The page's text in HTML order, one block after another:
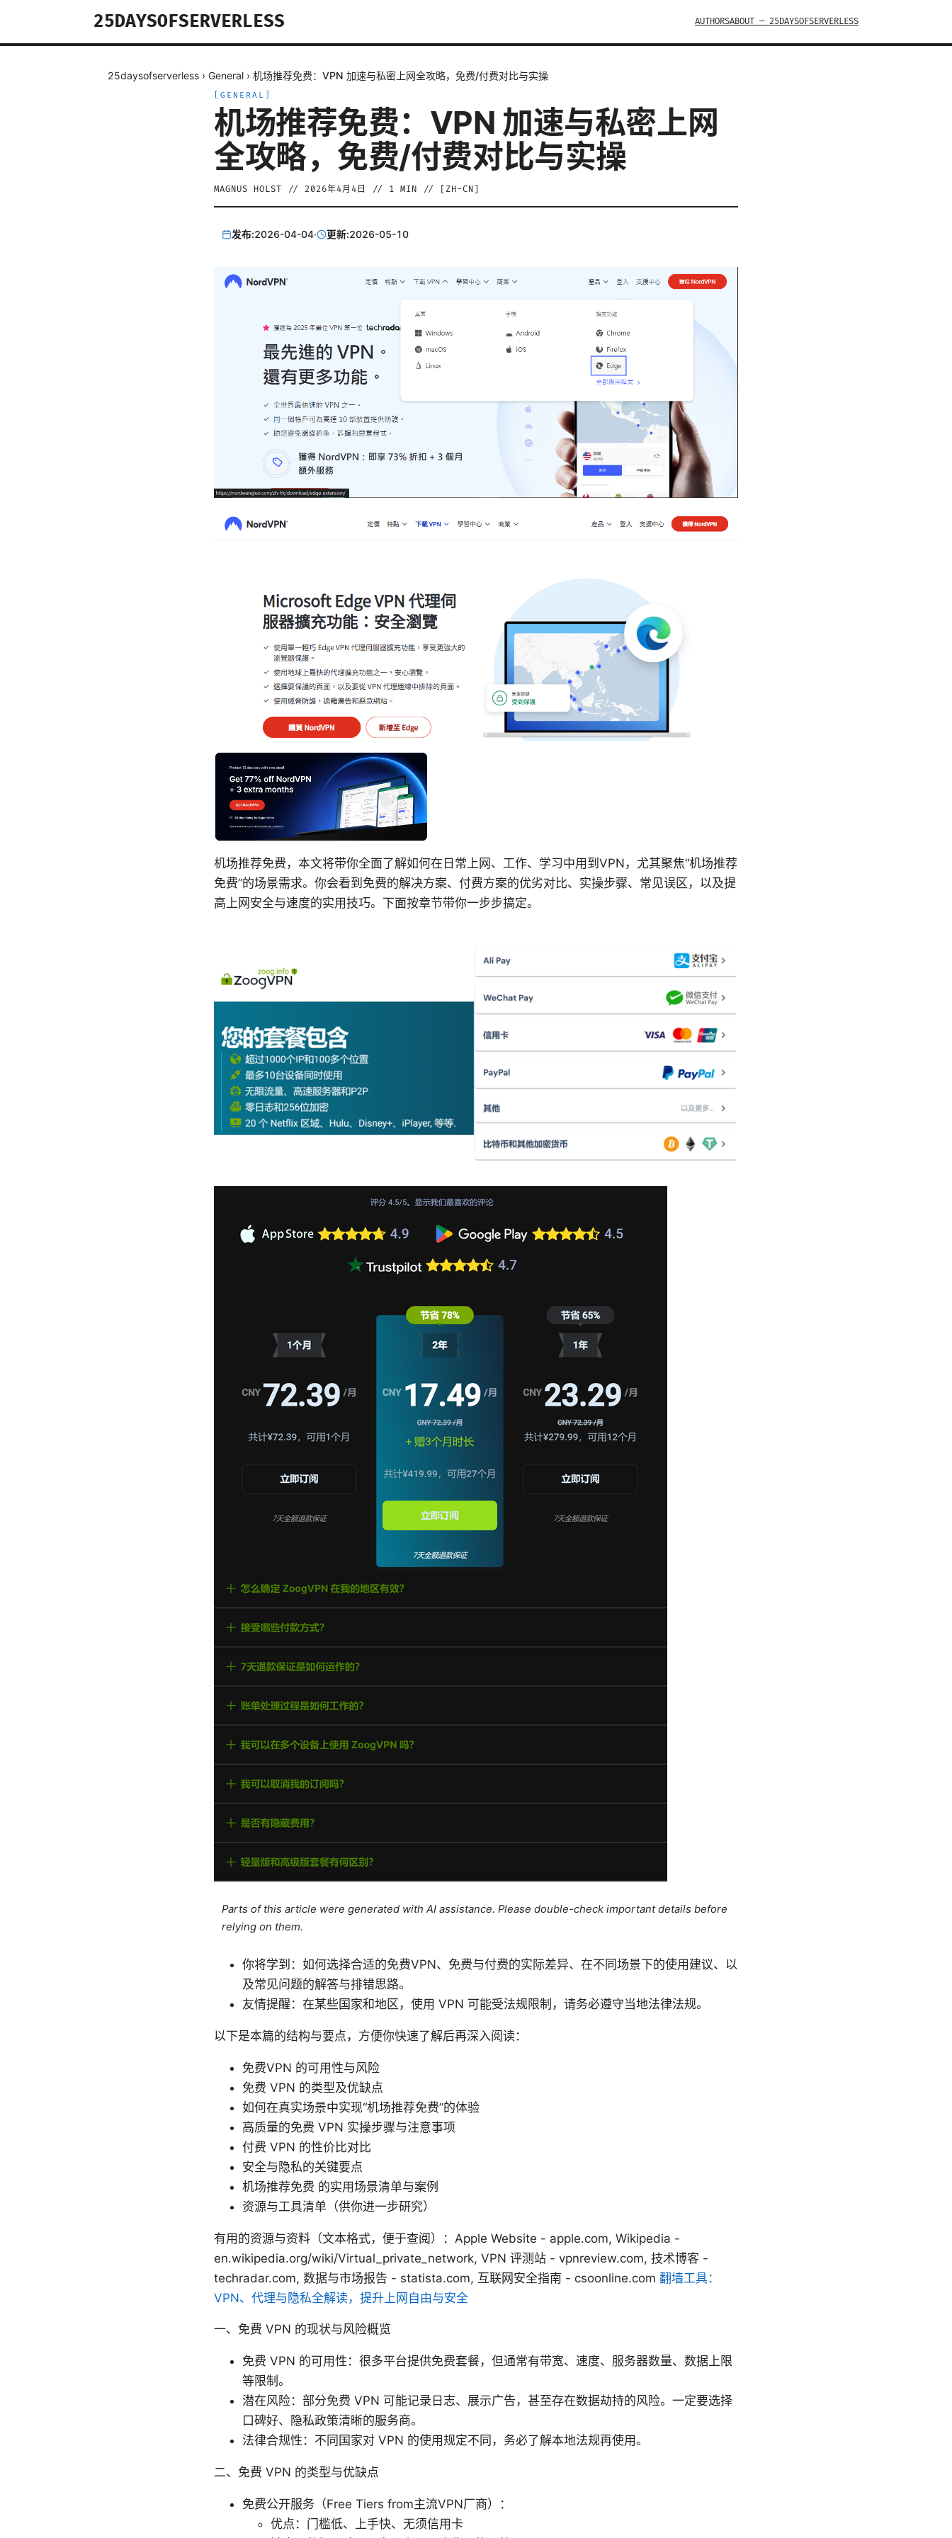
25DAYSOFSERVERLESS AUTHORSABOUT — 25DAYSOFSERVERLESS
25daysofserverless › General › 机场推荐免费：VPN 加速与私密上网全攻略，免费/付费对比与实操
GENERAL
机场推荐免费：VPN 加速与私密上网
全攻略，免费/付费对比与实操
MAGNUS HOLST // 2026年4月4日 // 1 MIN // [ ZH-CN
发布:2026-04-04· 更新:2026-05-10
机场推荐免费，本文将带你全面了解如何在日常上网、工作、学习中用到VPN，尤其聚焦“机场推荐
免费”的场景需求。你会看到免费的解决方案、付费方案的优劣对比、实操步骤、常见误区，以及提
高上网安全与速度的实用技巧。下面按章节带你一步步搞定。
Parts of this article were generated with AI assistance. Please double-check important details before
relying on them.
你将学到：如何选择合适的免费VPN、免费与付费的实际差异、在不同场景下的使用建议、以
及常见问题的解答与排错思路。
友情提醒：在某些国家和地区，使用 VPN 可能受法规限制，请务必遵守当地法律法规。
以下是本篇的结构与要点，方便你快速了解后再深入阅读：
免费VPN 的可用性与风险
免费 VPN 的类型及优缺点
如何在真实场景中实现“机场推荐免费”的体验
高质量的免费 VPN 实操步骤与注意事项
付费 VPN 的性价比对比
安全与隐私的关键要点
机场推荐免费 的实用场景清单与案例
资源与工具清单（供你进一步研究）
有用的资源与资料（文本格式，便于查阅）：Apple Website - apple.com, Wikipedia -
en.wikipedia.org/wiki/Virtual_private_network, VPN 评测站 - vpnreview.com, 技术博客 -
techradar.com, 数据与市场报告 - statista.com, 互联网安全指南 - csoonline.com 翻墙工具：
VPN、代理与隐私全解读，提升上网自由与安全
一、免费 VPN 的现状与风险概览
免费 VPN 的可用性：很多平台提供免费套餐，但通常有带宽、速度、服务器数量、数据上限
等限制。
潜在风险：部分免费 VPN 可能记录日志、展示广告，甚至存在数据劫持的风险。一定要选择
口碑好、隐私政策清晰的服务商。
法律合规性：不同国家对 VPN 的使用规定不同，务必了解本地法规再使用。
二、免费 VPN 的类型与优缺点
免费公开服务（Free Tiers from主流VPN厂商）：
优点：门槛低、上手快、无须信用卡